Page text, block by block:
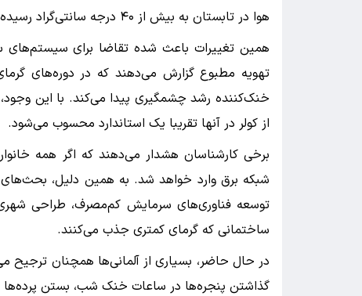
هوا در تابستان به بیش از ۴۰ درجه سانتی‌گراد رسیده است؛ موضوعی که تا چند دهه پیش بسیار نادر بود.
همین تغییرات باعث شده تقاضا برای سیستم‌های
تهویه مطبوع گزارش می‌دهند که در دوره‌های
خنک‌کننده رشد چشمگیری پیدا می‌کند. با این وجود،
از کولر در آنها تقریبا یک استاندارد محسوب می‌شود.
برخی کارشناسان هشدار می‌دهند که اگر همه
شبکه برق وارد خواهد شد. به همین دلیل، بحث‌های
توسعه فناوری‌های سرمایش کم‌مصرف، طراحی شهری
ساختمانی که گرمای کمتری جذب می‌کنند.
در حال حاضر، بسیاری از آلمانی‌ها همچنان ترجیح
گذاشتن پنجره‌ها در ساعات خنک شب، بستن پرده‌ها